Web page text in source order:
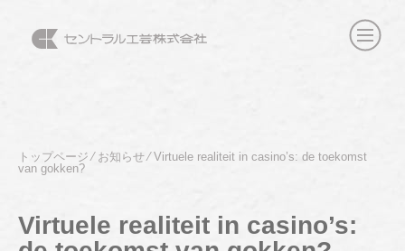
トップページ⁄ お知らせ⁄Virtuele realiteit in casino’s: de toekomst
van gokken?
Virtuele realiteit in casino’s: